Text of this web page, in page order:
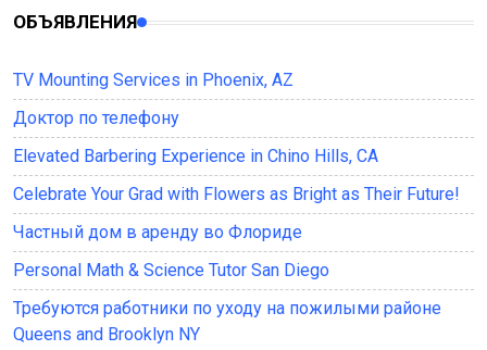
ОБЪЯВЛЕНИЯ
TV Mounting Services in Phoenix, AZ
Доктор по телефону
Elevated Barbering Experience in Chino Hills, CA
Celebrate Your Grad with Flowers as Bright as Their Future!
Частный дом в аренду во Флориде
Personal Math & Science Tutor San Diego
Требуются работники по уходу на пожилыми районе
Queens and Brooklyn NY